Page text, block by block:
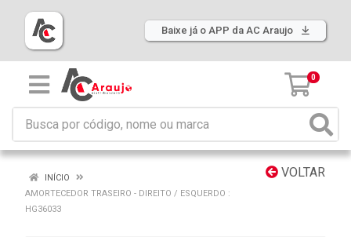
Baixe já o APP da AC Araujo
0
VOLTAR
INÍCIO
AMORTECEDOR TRASEIRO - DIREITO / ESQUERDO :
HG36033